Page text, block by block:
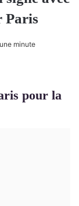
Paris
minute
pour la